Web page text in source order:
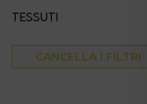
TESSUTI
CANCELLA I FILTRI